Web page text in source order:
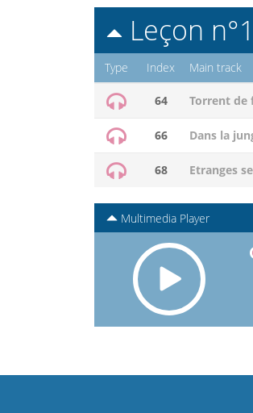
Leçon
Type Index Main track
64 Torrent de
66 Dans la
68 Etranges
Multimedia Player